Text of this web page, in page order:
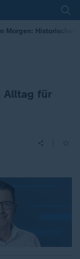
Morgen:
Alltag für